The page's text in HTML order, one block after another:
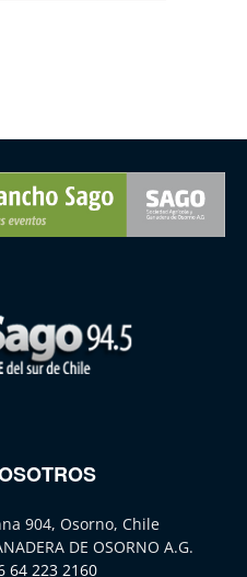
904, Osorno, Chile
DE OSORNO A.G.
64 223 2160